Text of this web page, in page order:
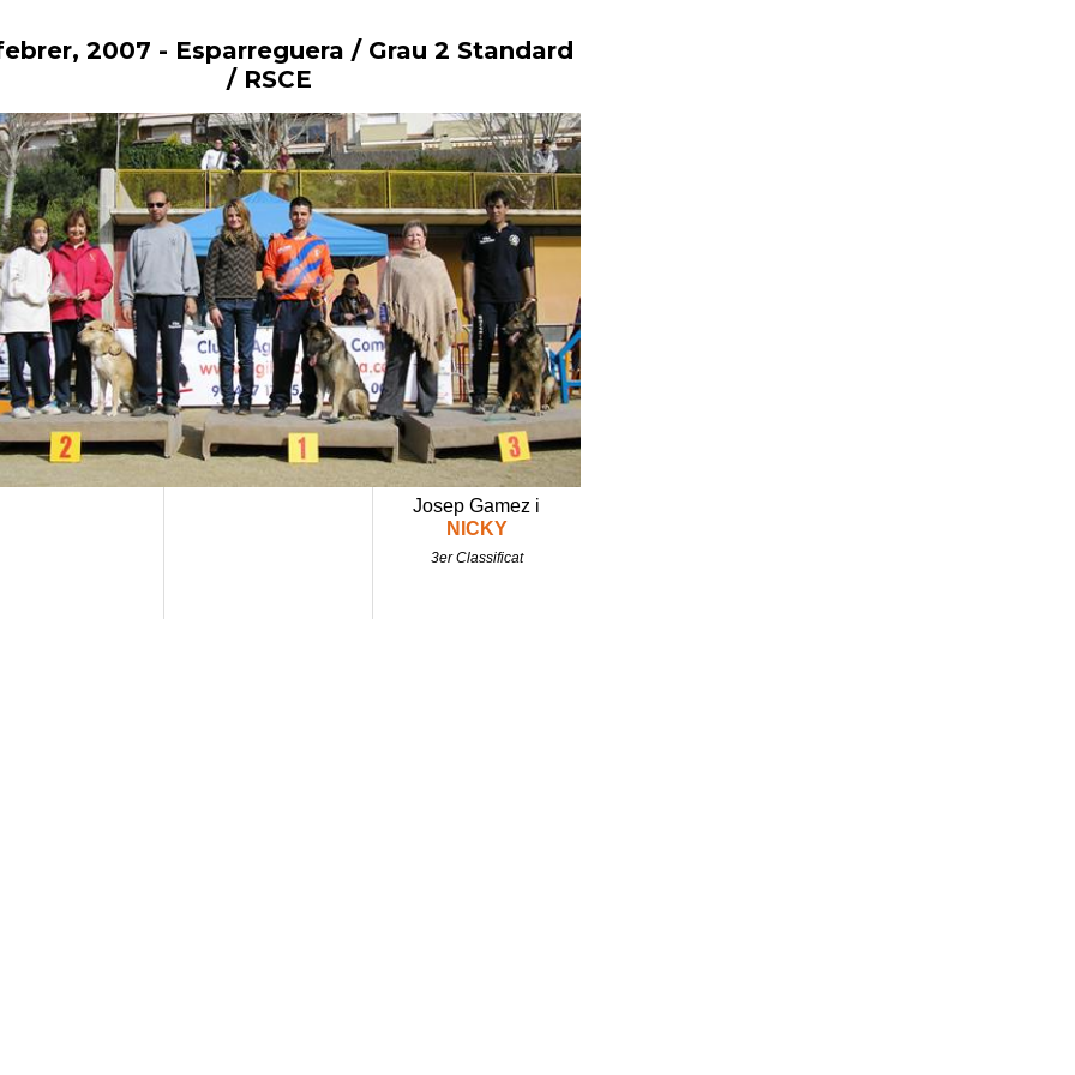
Vés
al
2007 - Esparreguera / Grau 2 Standard
/ RSCE
Josep Gamez i
NICKY
3er Classificat